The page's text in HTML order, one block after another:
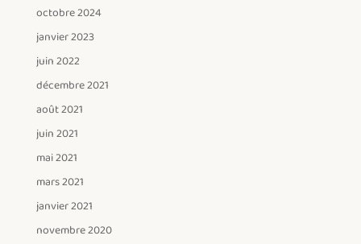
octobre 2024
janvier 2023
juin 2022
décembre 2021
août 2021
juin 2021
mai 2021
mars 2021
janvier 2021
novembre 2020